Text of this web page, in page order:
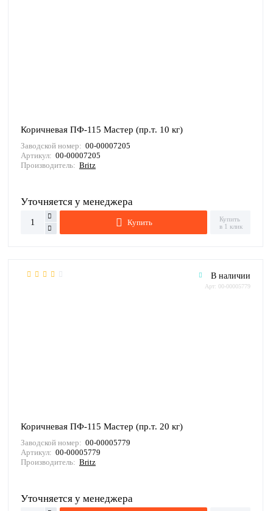
Коричневая ПФ-115 Мастер (пр.т. 10 кг)
Заводской номер: 00-00007205
Артикул: 00-00007205
Производитель: Britz
Уточняется у менеджера
Купить
Купить
в 1 клик
В наличии
Арт: 00-00005779
Коричневая ПФ-115 Мастер (пр.т. 20 кг)
Заводской номер: 00-00005779
Артикул: 00-00005779
Производитель: Britz
Уточняется у менеджера